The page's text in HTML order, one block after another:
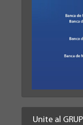
Unite al